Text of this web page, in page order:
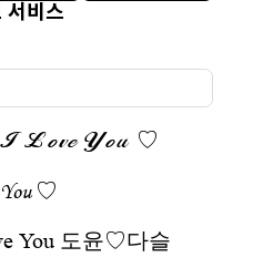
서비스
Love You ♡
You ♡
You 도윤♡다슬